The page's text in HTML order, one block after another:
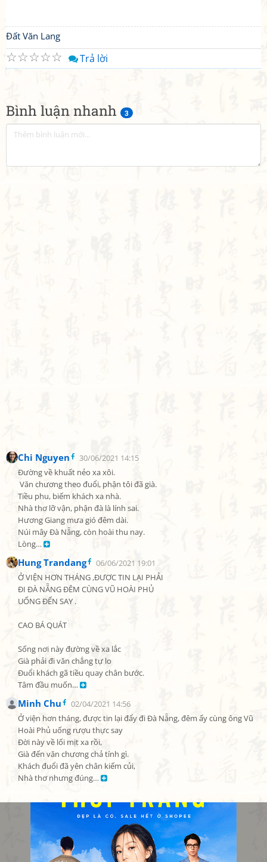
Bình luận nhanh 3
Chi Nguyen
30/06/2021 14:15
Đường về khuất nẻo xa xôi.
Tiều phu, biếm khách xa nhà.
Nhà thơ lỡ vận, phận đà là lính sai.
Hương Giang mưa gió đêm dài.
Núi mây Đà Nẵng, còn hoài thu nay.
Lòng…
Hung Trandang
06/06/2021 19:01
Ở VIỆN HƠN THÁNG ,ĐƯỢC TIN LẠI PHẢI
ĐI ĐÀ NẴNG ĐÊM CÙNG VŨ HOÀI PHỦ
UỐNG ĐẾN SAY .
CAO BÁ QUÁT
Sống nơi này đường về xa lắc
Già phải đi văn chẳng tự lo
Đuổi khách gã tiều quay chân bước.
Tâm đầu muốn…
Minh Chu
02/04/2021 14:56
Ở viện hơn tháng, được tin lại đẩy đi Đà Nẵng, đêm ấy cùng ông Vũ
Hoài Phủ uống rượu thực say
Đời này về lối mịt xa rồi,
Già đến văn chương chả tính gì.
Khách đuổi đã yên chân kiếm củi,
Nhà thơ nhưng đúng…
Đất Văn Lang
☆
☆
☆
☆
☆ Trả lời